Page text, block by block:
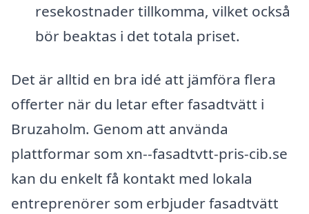
resekostnader tillkomma, vilket också
bör beaktas i det totala priset.
Det är alltid en bra idé att jämföra flera
offerter när du letar efter fasadtvätt i
Bruzaholm. Genom att använda
plattformar som xn--fasadtvtt-pris-cib.se
kan du enkelt få kontakt med lokala
entreprenörer som erbjuder fasadtvätt